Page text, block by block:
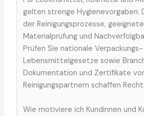
gelten strenge Hygienevorgaben:
der Reinigungsprozesse,
Materialprüfung und
Prüfen Sie nationale
Lebensmittelgesetze sowie
Dokumentation und Zertifikate
Reinigungspartnern schaffen
Wie motiviere ich Kundinnen und